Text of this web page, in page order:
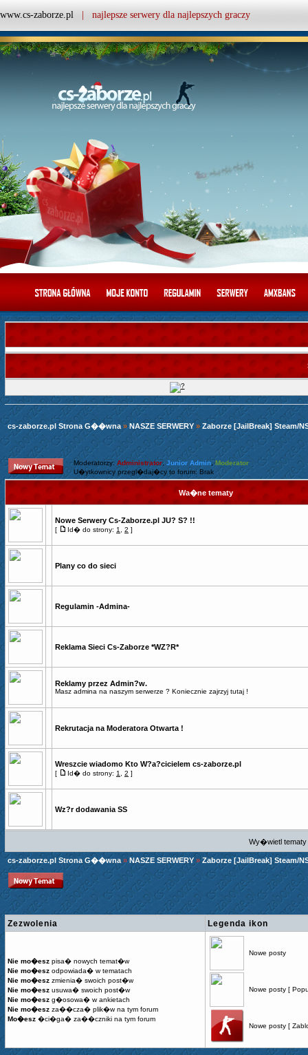
www.cs-zaborze.pl | najlepsze serwery dla najlepszych graczy
cs-zaborze.pl Strona G��wna »NASZE SERWERY »Zaborze [JailBreak] Steam/
Moderatorzy: Administrator, Junior Admin,Moderator
U�ytkownicy przegl�daj�cy to forum: Brak
Wa�ne tematy
Nowe Serwery Cs-Zaborze.pl JU? S? !!
[ Id� do strony: 1 2 ]
Plany co do sieci
Regulamin -Admina-
Reklama Sieci Cs-Zaborze *WZ?R*
Reklamy przez Admin?w.
Masz admina na naszym serwerze ? Koniecznie zajrzyj tutaj !
Rekrutacja na Moderatora Otwarta !
Wreszcie wiadomo Kto W?a?cicielem cs-zaborze.pl
[ Id� do strony: 1 2 ]
Wz?r dodawania SS
Wy�wietl
cs-zaborze.pl Strona G��wna »NASZE SERWERY »Zaborze [JailBreak] Steam/
Zezwolenia Legenda ikon
Nie mo�esz pisa� nowych temat�w
Nie mo�esz odpowiada� w tematach
Nie mo�esz zmienia� swoich post�w
Nie mo�esz usuwa� swoich post�w
Nie mo�esz g�osowa� w ankietach
Nie mo�esz za��cza� plik�w na tym forum
Mo�esz �ci�ga� za��czniki na tym forum
Nowe posty
Nowe posty [
Nowe posty [